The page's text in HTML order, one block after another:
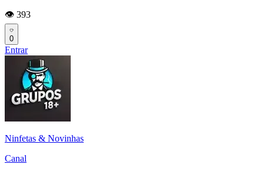
👁️ 393
0
Entrar
Ninfetas & Novinhas
Canal